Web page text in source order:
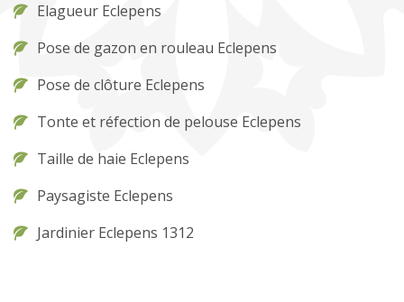
Elagueur Eclepens
Pose de gazon en rouleau Eclepens
Pose de clôture Eclepens
Tonte et réfection de pelouse Eclepens
Taille de haie Eclepens
Paysagiste Eclepens
Jardinier Eclepens 1312